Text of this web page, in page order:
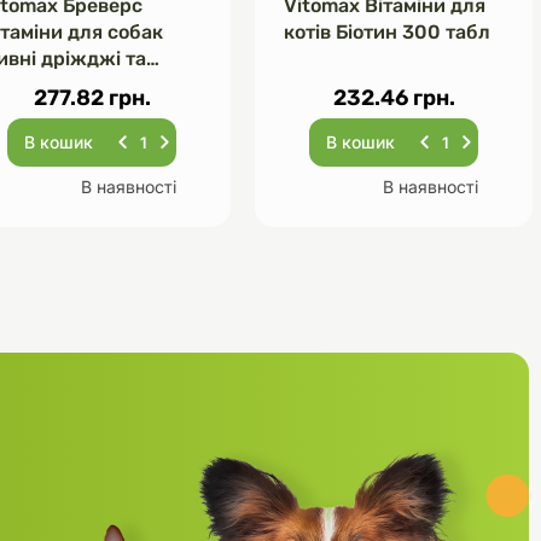
Бреверс
для собак
дріжджі та
120 табл
277.82 грн.
В кошик
В наявності
Vitomax Вітаміни для
котів Біотин 300 табл
232.46 грн.
В кошик
В наявності